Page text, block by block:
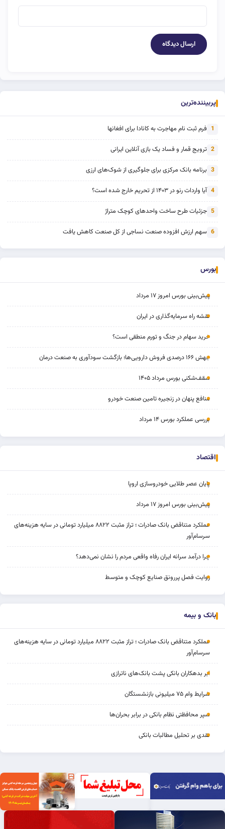
پربیننده‌ترین
1 فرم ثبت نام مهاجرت به کانادا برای افغانها
2 ترویج قمار و فساد یک بازی آنلاین ایرانی
3 برنامه بانک مرکزی برای جلوگیری از شوک‌های ارزی
4 آیا واردات رنو در ۱۴۰۳ از تحریم خارج شده است؟
5 جزئیات طرح ساخت واحدهای کوچک متراژ
6 سهم ارزش افزوده صنعت نساجی از کل صنعت کاهش یافت
بورس
پیش‌بینی بورس امروز ۱۷ مرداد
نقشه راه سرمایه‌گذاری در ایران
خرید سهام در جنگ و تورم منطقی است؟
جهش ۱۶۶ درصدی فروش دارویی‌ها؛ بازگشت سودآوری به صنعت درمان
سقف‌شکنی بورس مرداد ۱۴۰۵
منافع پنهان در زنجیره تامین صنعت خودرو
بررسی عملکرد بورس ۱۴ مرداد
اقتصاد
پایان عصر طلایی خودروسازی اروپا
پیش‌بینی بورس امروز ۱۷ مرداد
عملکرد متناقض بانک صادرات ؛ تراز مثبت ۸۸۲۲ میلیارد تومانی در سایه هزینه‌های
سرسام‌آور
چرا درآمد سرانه ایران رفاه واقعی مردم را نشان نمی‌دهد؟
روایت فصل پررونق صنایع کوچک و متوسط
بانک و بیمه
عملکرد متناقض بانک صادرات ؛ تراز مثبت ۸۸۲۲ میلیارد تومانی در سایه هزینه‌های
سرسام‌آور
ابر بدهکاران بانکی پشت بانک‌های ناترازی
شرایط وام ۷۵ میلیونی بازنشستگان
سپر محافظتی نظام بانکی در برابر بحران‌ها
نقدی بر تحلیل مطالبات بانکی